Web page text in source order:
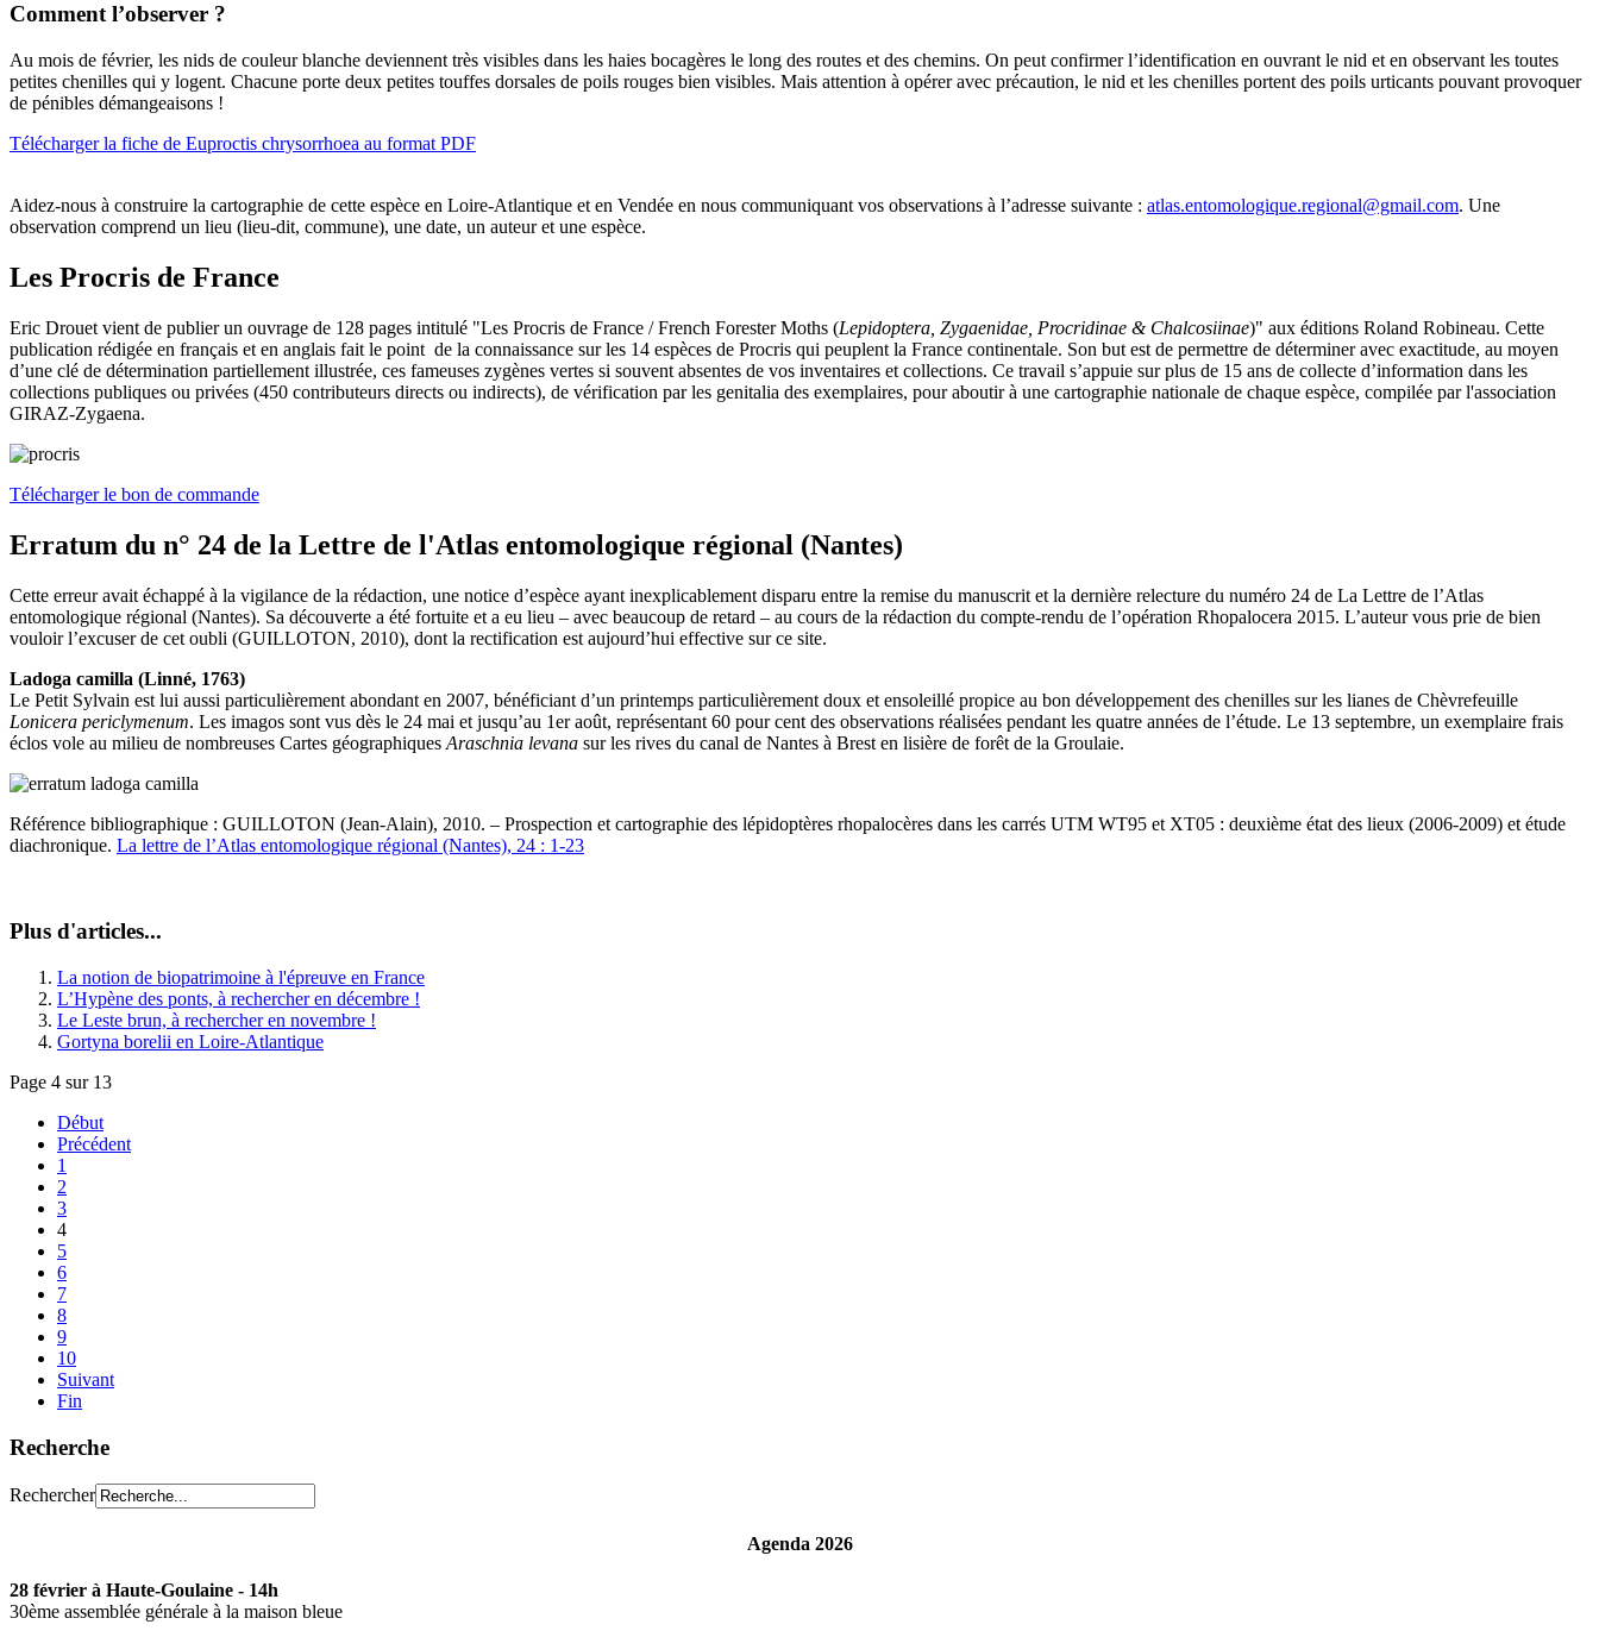
Comment l’observer ?
Au mois de février, les nids de couleur blanche deviennent très visibles dans les haies bocagères le long des routes et des chemins. On peut confirmer l’identification en ouvrant le nid et en observant les toutes
petites chenilles qui y logent. Chacune porte deux petites touffes dorsales de poils rouges bien visibles. Mais attention à opérer avec précaution, le nid et les chenilles portent des poils urticants pouvant provoquer
de pénibles démangeaisons !
Télécharger la fiche de Euproctis chrysorrhoea au format PDF
Aidez-nous à construire la cartographie de cette espèce en Loire-Atlantique et en Vendée en nous communiquant vos observations à l’adresse suivante : atlas.entomologique.regional@gmail.com. Une
observation comprend un lieu (lieu-dit, commune), une date, un auteur et une espèce.
Les Procris de France
Eric Drouet vient de publier un ouvrage de 128 pages intitulé "Les Procris de France / French Forester Moths (Lepidoptera, Zygaenidae, Procridinae & Chalcosiinae)" aux éditions Roland Robineau. Cette
publication rédigée en français et en anglais fait le point de la connaissance sur les 14 espèces de Procris qui peuplent la France continentale. Son but est de permettre de déterminer avec exactitude, au moyen
d’une clé de détermination partiellement illustrée, ces fameuses zygènes vertes si souvent absentes de vos inventaires et collections. Ce travail s’appuie sur plus de 15 ans de collecte d’information dans les
collections publiques ou privées (450 contributeurs directs ou indirects), de vérification par les genitalia des exemplaires, pour aboutir à une cartographie nationale de chaque espèce, compilée par l'association
GIRAZ-Zygaena.
Télécharger le bon de commande
Erratum du n° 24 de la Lettre de l'Atlas entomologique régional (Nantes)
Cette erreur avait échappé à la vigilance de la rédaction, une notice d’espèce ayant inexplicablement disparu entre la remise du manuscrit et la dernière relecture du numéro 24 de La Lettre de l’Atlas
entomologique régional (Nantes). Sa découverte a été fortuite et a eu lieu – avec beaucoup de retard – au cours de la rédaction du compte-rendu de l’opération Rhopalocera 2015. L’auteur vous prie de bien
vouloir l’excuser de cet oubli (GUILLOTON, 2010), dont la rectification est aujourd’hui effective sur ce site.
Ladoga camilla (Linné, 1763)
Le Petit Sylvain est lui aussi particulièrement abondant en 2007, bénéficiant d’un printemps particulièrement doux et ensoleillé propice au bon développement des chenilles sur les lianes de Chèvrefeuille
Lonicera periclymenum. Les imagos sont vus dès le 24 mai et jusqu’au 1er août, représentant 60 pour cent des observations réalisées pendant les quatre années de l’étude. Le 13 septembre, un exemplaire frais
éclos vole au milieu de nombreuses Cartes géographiques Araschnia levana sur les rives du canal de Nantes à Brest en lisière de forêt de la Groulaie.
Référence bibliographique : GUILLOTON (Jean-Alain), 2010. – Prospection et cartographie des lépidoptères rhopalocères dans les carrés UTM WT95 et XT05 : deuxième état des lieux (2006-2009) et étude
diachronique. La lettre de l’Atlas entomologique régional (Nantes), 24 : 1-23
Plus d'articles...
La notion de biopatrimoine à l'épreuve en France
L’Hypène des ponts, à rechercher en décembre !
Le Leste brun, à rechercher en novembre !
Gortyna borelii en Loire-Atlantique
Page 4 sur 13
Début
Précédent
1
2
3
4
5
6
7
8
9
10
Suivant
Fin
Recherche
Rechercher
Agenda 2026
28 février à Haute-Goulaine - 14h
30ème assemblée générale à la maison bleue